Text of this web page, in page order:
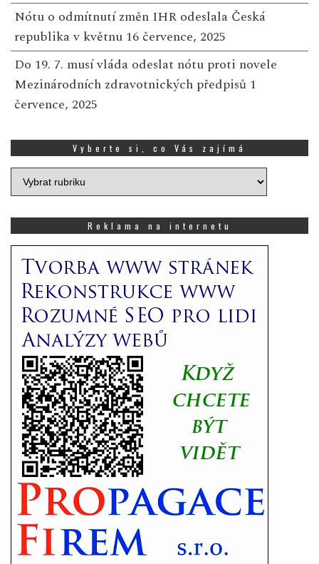
Nótu o odmítnutí změn IHR odeslala Česká
republika v květnu 16 července, 2025
Do 19. 7. musí vláda odeslat nótu proti novele
Mezinárodních zdravotnických předpisů 1
července, 2025
Vyberte si, co Vás zajímá
Vyberte
si,
zajímá
Reklama na internetu